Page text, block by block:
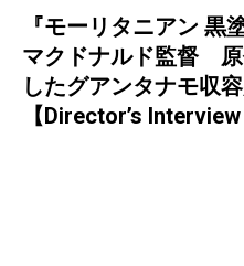
『モーリタニアン 黒
マクドナルド監督
したグアンタナモ収
【Director’s Interview